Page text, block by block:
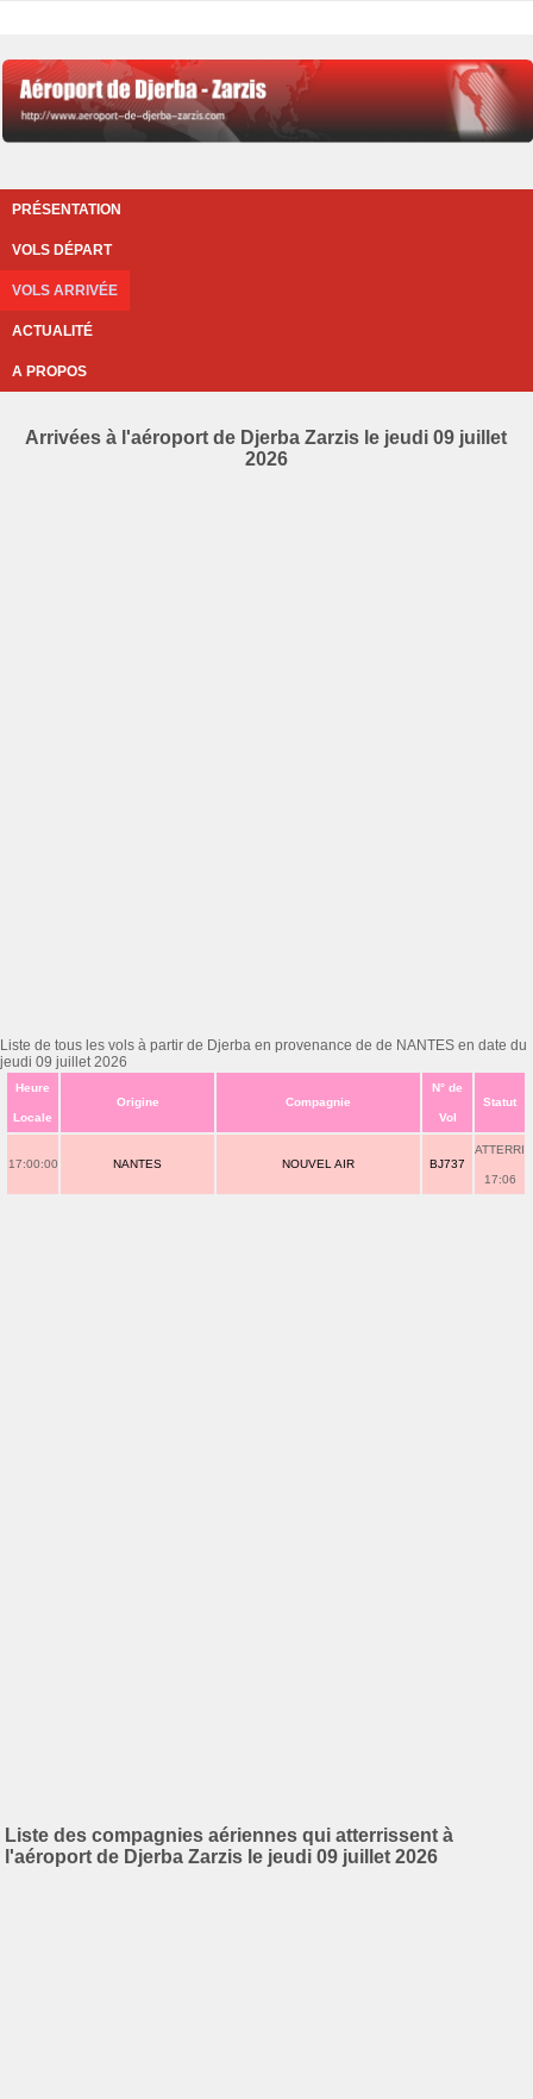
PRÉSENTATION
VOLS DÉPART
VOLS ARRIVÉE
ACTUALITÉ
A PROPOS
Arrivées à l'aéroport de Djerba Zarzis le jeudi 09 juillet
2026
Liste de tous les vols à partir de Djerba en provenance de de NANTES en date du
jeudi 09 juillet 2026
Heure
Locale
Origine Compagnie
N° de
Vol
Statut
17:00:00 NANTES NOUVEL AIR BJ737
ATTERRI
17:06
Liste des compagnies aériennes qui atterrissent à
l'aéroport de Djerba Zarzis le jeudi 09 juillet 2026